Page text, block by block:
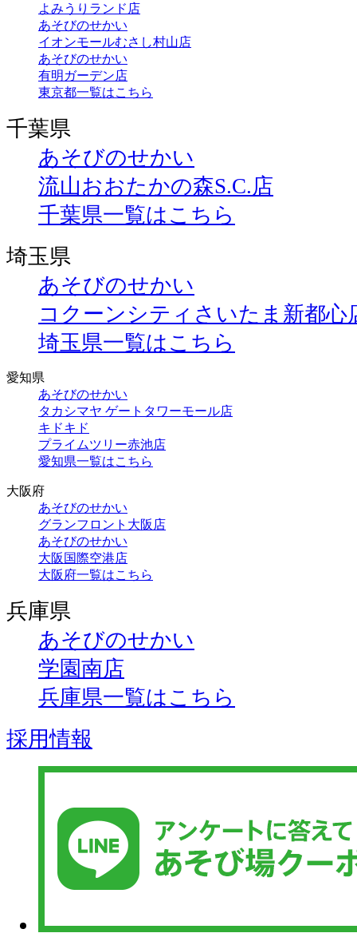
よみうりランド店
あそびのせかい
イオンモールむさし村山店
あそびのせかい
有明ガーデン店
東京都一覧はこちら
千葉県
あそびのせかい
流山おおたかの森S.C.店
千葉県一覧はこちら
埼玉県
あそびのせかい
コクーンシティさいたま新都心
埼玉県一覧はこちら
愛知県
あそびのせかい
タカシマヤ ゲートタワーモール店
キドキド
プライムツリー赤池店
愛知県一覧はこちら
大阪府
あそびのせかい
グランフロント大阪店
あそびのせかい
大阪国際空港店
大阪府一覧はこちら
兵庫県
あそびのせかい
学園南店
兵庫県一覧はこちら
採用情報